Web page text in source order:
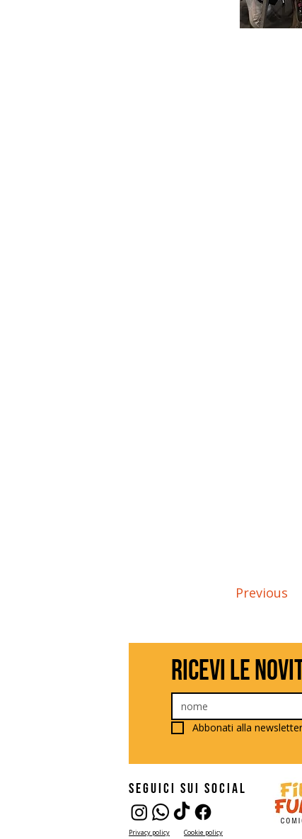
Previous
ricevi le
Abbonati alla
seguici sui social
Privacy policy Cookie policy